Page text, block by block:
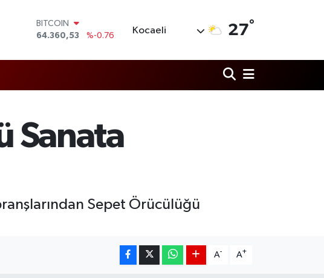
DOLAR
47,7069
%0.17
55,0265
%0.01
13.887
%64
BITCOIN
Kocaeli 27°
Sanata
Sepet Örücülüğü
A- A+